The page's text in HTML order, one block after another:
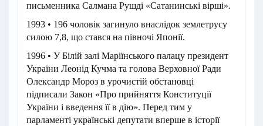
письменника Салмана Рушді «Сатанинські вірші».
1993 • 196 чоловік загинуло внаслідок землетрусу
силою 7,8, що стався на півночі Японії.
1996 • У Білій залі Маріїнського палацу президент
України Леонід Кучма та голова Верховної Ради
Олександр Мороз в урочистій обстановці
підписали Закон «Про прийняття Конституції
України і введення її в дію». Перед тим у
парламенті українські депутати вперше в історії